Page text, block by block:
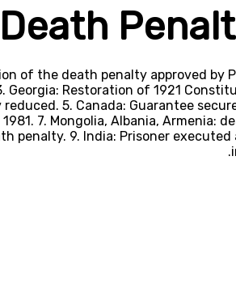
Death
of the death penalty approved
Georgia: Restoration of 1921
5. Canada: Guarantee
7. Mongolia, Albania, Armenia:
penalty. 9. India: Prisoner